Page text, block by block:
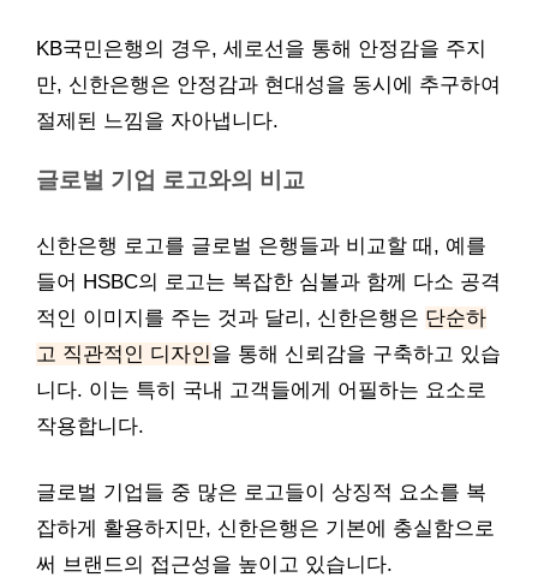
KB국민은행의 경우, 세로선을 통해 안정감을 주지
만, 신한은행은 안정감과 현대성을 동시에 추구하여
절제된 느낌을 자아냅니다.
글로벌 기업 로고와의 비교
신한은행 로고를 글로벌 은행들과 비교할 때, 예를
들어 HSBC의 로고는 복잡한 심볼과 함께 다소 공격
적인 이미지를 주는 것과 달리, 신한은행은 단순하
고 직관적인 디자인 을 통해 신뢰감을 구축하고 있습
니다. 이는 특히 국내 고객들에게 어필하는 요소로
작용합니다.
글로벌 기업들 중 많은 로고들이 상징적 요소를 복
잡하게 활용하지만, 신한은행은 기본에 충실함으로
써 브랜드의 접근성을 높이고 있습니다.